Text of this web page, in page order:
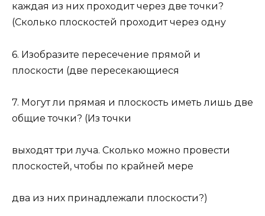
каждая из них проходит через две точки?
(Сколько плоскостей проходит через одну
6. Изобразите пересечение прямой и
плоскости (две пересекающиеся
7. Могут ли прямая и плоскость иметь лишь две
общие точки? (Из точки
выходят три луча. Сколько можно провести
плоскостей, чтобы по крайней мере
два из них принадлежали плоскости?)